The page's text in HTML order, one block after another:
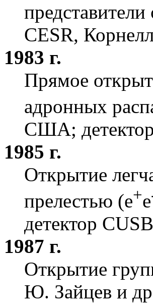
CESR,
1983 г.
Прямое
адронных
США;
1985 г.
Открытие
прелестью (e+e
детектор
1987 г.
Открытие
Ю. Зайцев и